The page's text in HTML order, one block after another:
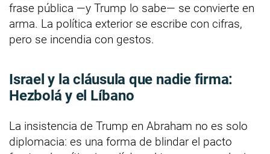
frase pública —y Trump lo sabe— se convierte en
arma. La política exterior se escribe con cifras,
pero se incendia con gestos.
Israel y la cláusula que nadie firma:
Hezbolá y el Líbano
La insistencia de Trump en Abraham no es solo
diplomacia: es una forma de blindar el pacto